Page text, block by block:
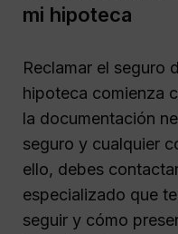
mi hipoteca
Reclamar el seguro
hipoteca comienza
la documentación
seguro y cualquier
ello, debes
especializado que
seguir y cómo